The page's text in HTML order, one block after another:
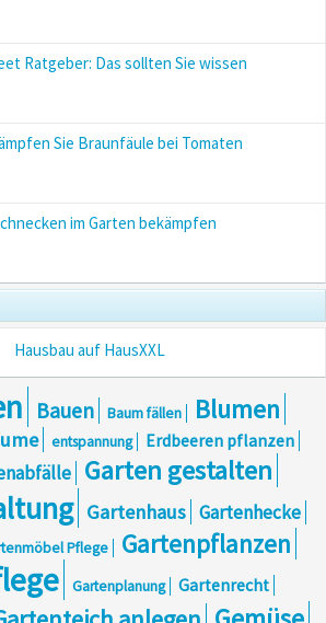
Ratgeber: Das sollten Sie wissen
Sie Braunfäule bei Tomaten
im Garten bekämpfen
Bauen Baum fällen Blumen
entspannung Erdbeeren pflanzen
Garten gestalten
Gartenhaus Gartenhecke
Pflege Gartenpflanzen
Gartenplanung Gartenrecht